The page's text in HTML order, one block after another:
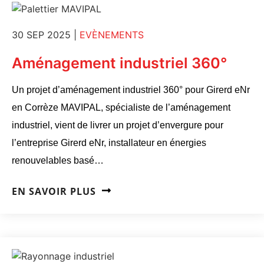
30 SEP 2025 EVÈNEMENTS
Aménagement industriel 360°
Un projet d’aménagement industriel 360° pour Girerd eNr
en Corrèze MAVIPAL, spécialiste de l’aménagement
industriel, vient de livrer un projet d’envergure pour
l’entreprise Girerd eNr, installateur en énergies
renouvelables basé…
EN SAVOIR PLUS